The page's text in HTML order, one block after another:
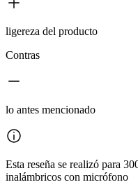
ligereza del producto
Contras
lo antes mencionado
Esta reseña se realizó para
inalámbricos con micrófono